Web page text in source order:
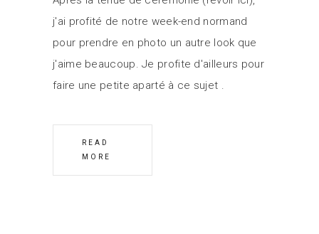
j'ai profité de notre week-end normand
pour prendre en photo un autre look que
j'aime beaucoup. Je profite d'ailleurs pour
faire une petite aparté à ce sujet
READ
MORE